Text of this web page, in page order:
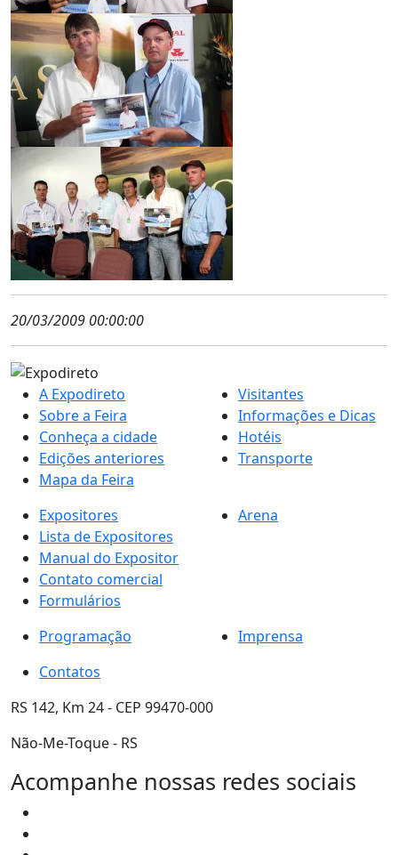
20/03/2009 00:00:00
A Expodireto
Sobre a Feira
Conheça a cidade
Edições anteriores
Mapa da Feira
Visitantes
Informações e Dicas
Hotéis
Transporte
Expositores
Lista de Expositores
Manual do Expositor
Contato comercial
Formulários
Arena
Programação
Imprensa
Contatos
RS 142, Km 24 - CEP 99470-000
Não-Me-Toque - RS
Acompanhe nossas redes sociais